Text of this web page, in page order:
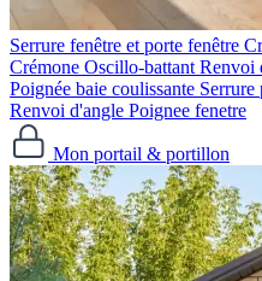
Serrure fenêtre et porte fenêtre
Crémone Oscillo-battant Renvoi
Poignée baie coulissante Serrure
Renvoi d'angle Poignee fenetre
Mon portail & portillon